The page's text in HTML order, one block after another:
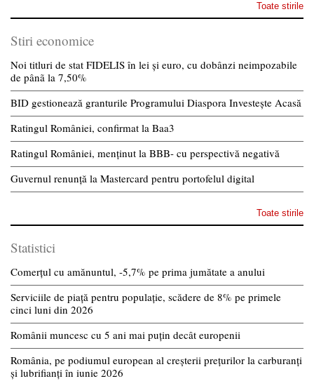
Toate stirile
Stiri economice
Noi titluri de stat FIDELIS în lei și euro, cu dobânzi neimpozabile
de pânã la 7,50%
BID gestionează granturile Programului Diaspora Investește Acasă
Ratingul României, confirmat la Baa3
Ratingul României, menținut la BBB- cu perspectivă negativă
Guvernul renunță la Mastercard pentru portofelul digital
Toate stirile
Statistici
Comerțul cu amănuntul, -5,7% pe prima jumătate a anului
Serviciile de piață pentru populație, scădere de 8% pe primele
cinci luni din 2026
Românii muncesc cu 5 ani mai puțin decât europenii
România, pe podiumul european al creșterii prețurilor la carburanți
și lubrifianți în iunie 2026